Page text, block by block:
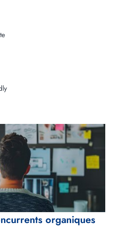
organiques